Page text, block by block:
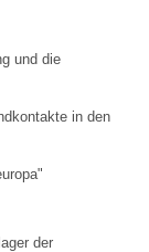
und die
in den
der